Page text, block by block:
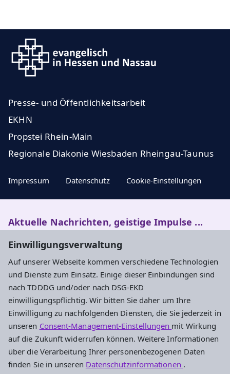
Einwilligungsverwaltung
Auf unserer Webseite kommen verschiedene Technologien
und Dienste zum Einsatz. Einige dieser Einbindungen sind
nach TDDDG und/oder nach DSG-EKD
einwilligungspflichtig. Wir bitten Sie daher um Ihre
Einwilligung zu nachfolgenden Diensten, die Sie jederzeit in
unseren Consent-Management-Einstellungen mit Wirkung
auf die Zukunft widerrufen können. Weitere Informationen
über die Verarbeitung Ihrer personenbezogenen Daten
finden Sie in unseren Datenschutzinformationen .
Presse- und Öffentlichkeitsarbeit
EKHN
Propstei Rhein-Main
Regionale Diakonie Wiesbaden Rheingau-Taunus
Impressum Datenschutz Cookie-Einstellungen
Aktuelle Nachrichten, geistige Impulse ...
Newsletter entdecken
Adresse
Evangelisches Dekanat Rheingau-Taunus
Aarstraße 44
65232 Taunusstein
Tel. 06128-48 88 27